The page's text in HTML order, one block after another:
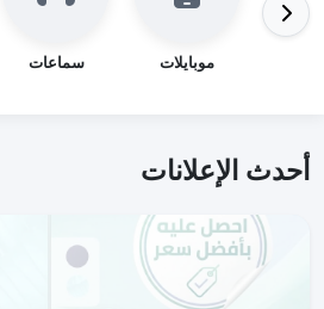
موبايلات سماعات
أحدث الإعلانات